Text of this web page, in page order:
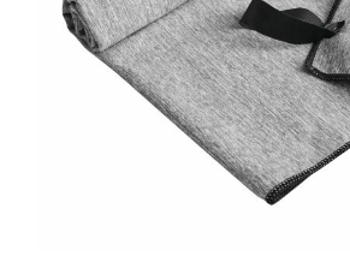
Thermossets
Kantoor & Zakelijk
Agenda's & Kalenders